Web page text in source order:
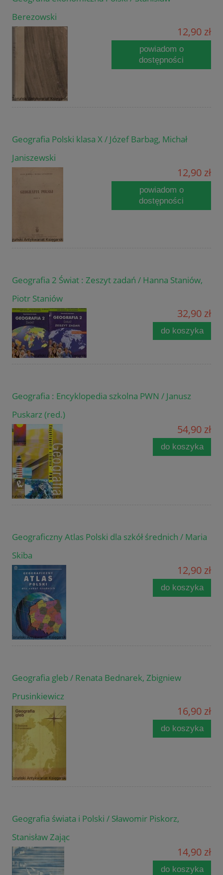
Berezowski
12,90 zł
powiadom o
dostępności
Geografia Polski klasa X / Józef Barbag, Michał
Janiszewski
12,90 zł
powiadom o
dostępności
Geografia 2 Świat : Zeszyt zadań / Hanna Staniów,
Piotr Staniów
32,90 zł
do koszyka
Geografia : Encyklopedia szkolna PWN / Janusz
Puskarz (red.)
54,90 zł
do koszyka
Geograficzny Atlas Polski dla szkół średnich / Maria
Skiba
12,90 zł
do koszyka
Geografia gleb / Renata Bednarek, Zbigniew
Prusinkiewicz
16,90 zł
do koszyka
Geografia świata i Polski / Sławomir Piskorz,
Stanisław Zając
14,90 zł
do koszyka